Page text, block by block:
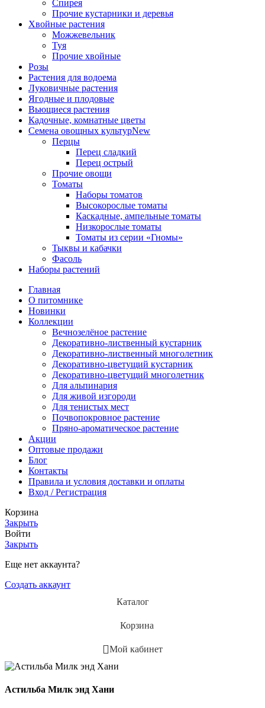
Спирея
Прочие кустарники и деревья
Хвойные растения
Можжевельник
Туя
Прочие хвойные
Розы
Растения для водоема
Луковичные растения
Ягодные и плодовые
Вьющиеся растения
Кадочные, комнатные цветы
Семена овощных культурNew
Перцы
Перец сладкий
Перец острый
Прочие овощи
Томаты
Наборы томатов
Высокорослые томаты
Каскадные, ампельные томаты
Низкорослые томаты
Томаты из серии «Гномы»
Тыквы и кабачки
Фасоль
Наборы растений
Главная
О питомнике
Новинки
Коллекции
Вечнозелёное растение
Декоративно-лиственный кустарник
Декоративно-лиственный многолетник
Декоративно-цветущий кустарник
Декоративно-цветущий многолетник
Для альпинария
Для живой изгороди
Для тенистых мест
Почвопокровное растение
Пряно-ароматическое растение
Акции
Оптовые продажи
Блог
Контакты
Правила и условия доставки и оплаты
Вход / Регистрация
Корзина
Закрыть
Войти
Закрыть
Еще нет аккаунта?
Создать аккаунт
Каталог
Корзина
Мой кабинет
Астильба Милк энд Хани